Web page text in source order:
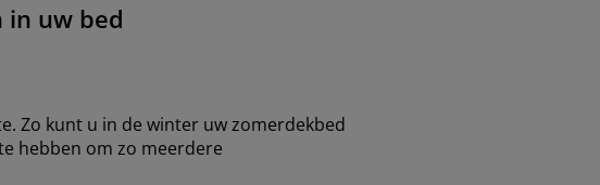
in uw bed
Zo kunt u in de winter uw zomerdekbed
hebben om zo meerdere